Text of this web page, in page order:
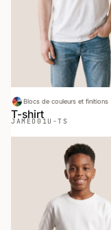
Blocs de couleurs et finitions
T-shirt
JAMEO 01U-TS